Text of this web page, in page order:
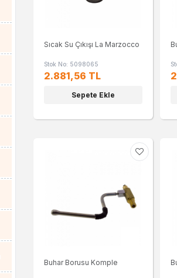
Sıcak Su Çıkışı La Marzocco
Stok No: 5098065
2.881,56 TL
Sepete Ekle
Buhar Borusu Komple